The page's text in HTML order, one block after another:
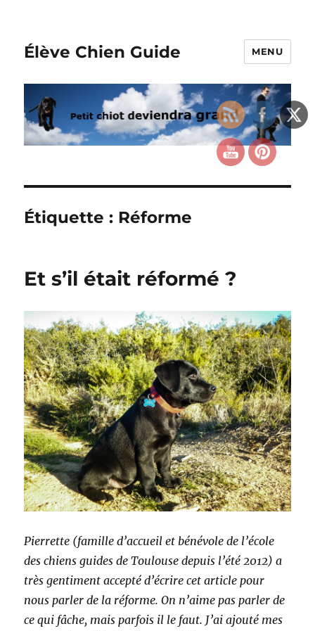
Élève Chien Guide MENU
Étiquette : Réforme
Et s’il était réformé ?
Pierrette (famille d’accueil et bénévole de l’école
des chiens guides de Toulouse depuis l’été 2012) a
très gentiment accepté d’écrire cet article pour
nous parler de la réforme. On n’aime pas parler de
ce qui fâche, mais parfois il le faut. J’ai ajouté mes